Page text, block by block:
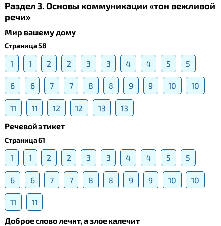
Раздел 3. Основы коммуникации «тон вежливой
речи»
Мир вашему дому
Страница 58
1 1 2 2 3 3 4 4 5 5
6 6 7 7 8 8 9 9 10 10
11 11 12 12 13
13
Речевой этикет
Страница 61
1 1 2 2 3 3 4 4 5 5
6 6 7 7 8 8 9 9 10 10
11
11
Доброе слово лечит, а злое калечит